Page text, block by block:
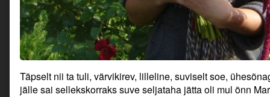
Täpselt nii ta tuli, värvikirev, lilleline, suviselt soe,
jälle sai sellekskorraks suve seljataha jätta oli mul õnn